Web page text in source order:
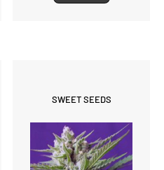
SWEET SEEDS